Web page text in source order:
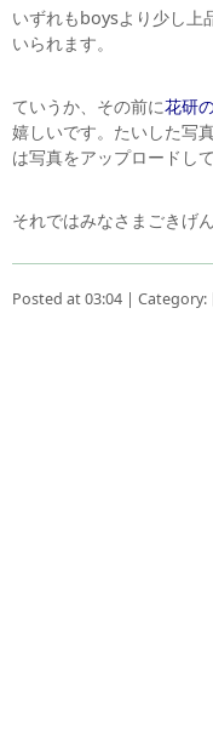
いずれもboysより少し上
いられます。
ていうか、その前に花研
嬉しいです。たいした写
は写真をアップロードして
それではみなさまごきげん
Posted at 03:04 | Category: